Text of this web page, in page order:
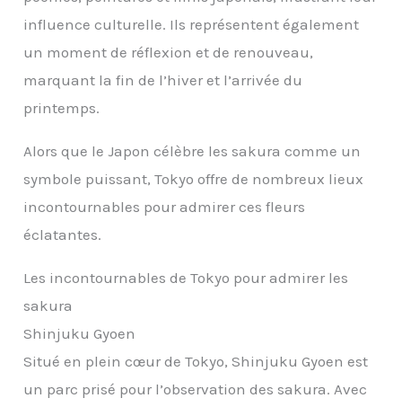
influence culturelle. Ils représentent également
un moment de réflexion et de renouveau,
marquant la fin de l’hiver et l’arrivée du
printemps.
Alors que le Japon célèbre les sakura comme un
symbole puissant, Tokyo offre de nombreux lieux
incontournables pour admirer ces fleurs
éclatantes.
Les incontournables de Tokyo pour admirer les
sakura
Shinjuku Gyoen
Situé en plein cœur de Tokyo, Shinjuku Gyoen est
un parc prisé pour l’observation des sakura. Avec